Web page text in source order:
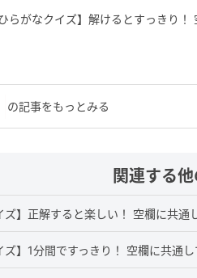
ひらがなクイズ】解けるとすっきり
の記事をもっとみる
関連する
】正解すると楽しい！ 空欄に共通
】1分間ですっきり！ 空欄に共通